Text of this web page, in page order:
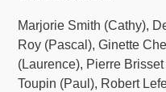
Marjorie Smith (Cathy),
Roy (Pascal), Ginette
(Laurence), Pierre
Toupin (Paul), Robert